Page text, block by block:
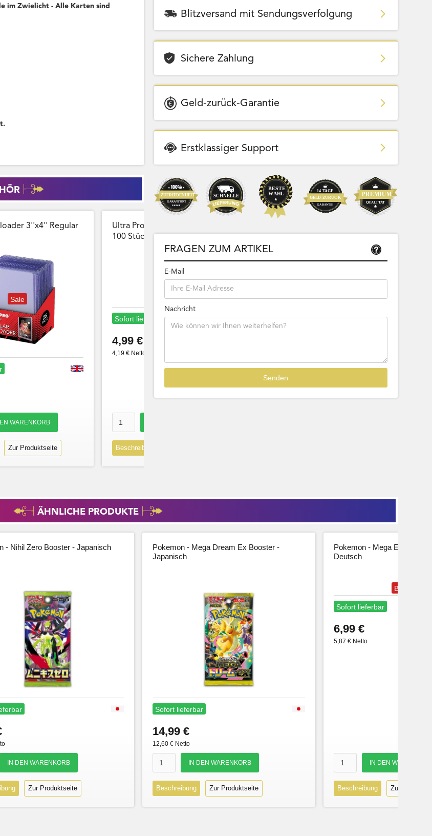
im Zwielicht - Alle Karten sind
3''x4'' Regular
Sale
Zur Produktseite
Ultra Pro Card Sleeves Team Bags
100 Stück Wiederverschließbar
Sofort lieferbar
4,99 €
4,19 € Netto
Beschreibung
Bestseller
Sofort lieferbar
39,99
Blitzversand mit Sendungsverfolgung
Sichere Zahlung
Geld-zurück-Garantie
Erstklassiger Support
FRAGEN ZUM ARTIKEL
E-Mail
Nachricht
ÄHNLICHE PRODUKTE
- Nihil Zero Booster - Japanisch
Zur Produktseite
Pokemon - Mega Dream Ex Booster -
Japanisch
Sofort lieferbar
14,99 €
12,60 € Netto
Beschreibung Zur Produktseite
Pokemon - Mega
Deutsch
Bestseller
Sofort lieferbar
6,99 €
5,87 € Netto
Beschreibung Zur